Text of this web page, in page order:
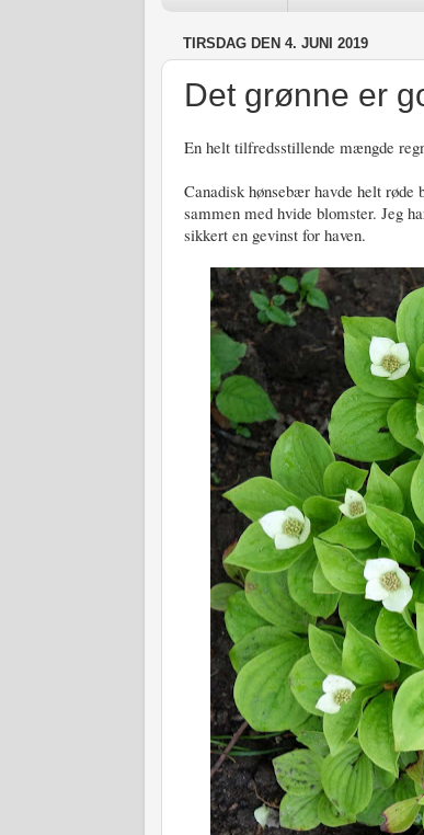
TIRSDAG DEN 4. JUNI 2019
Det grønne er
En helt tilfredsstillende mængde
Canadisk hønsebær havde helt røde
sammen med hvide blomster. Jeg
sikkert en gevinst for haven.